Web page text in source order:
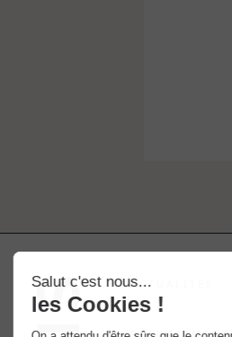
ACTUALITES
RECRUTEMENT